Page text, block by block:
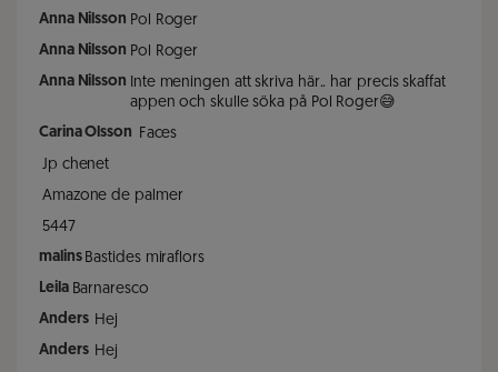
Anna Nilsson Pol Roger
Anna Nilsson Pol Roger
Anna Nilsson Inte meningen att skriva här.. har precis skaffat
appen och skulle söka på Pol Roger😅
Carina Olsson Faces
Jp chenet
Amazone de palmer
5447
malins Bastides miraflors
Leila Barnaresco
Anders Hej
Anders Hej